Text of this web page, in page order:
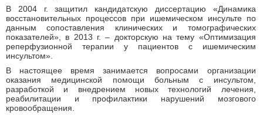
В 2004 г. защитил кандидатскую диссертацию «Динамика
восстановительных процессов при ишемическом инсульте по
данным сопоставления клинических и томографических
показателей», в 2013 г. – докторскую на тему «Оптимизация
реперфузионной терапии у пациентов с ишемическим
инсультом».
В настоящее время занимается вопросами организации
оказания медицинской помощи больным с инсультом,
разработкой и внедрением новых технологий лечения,
реабилитации и профилактики нарушений мозгового
кровообращения.